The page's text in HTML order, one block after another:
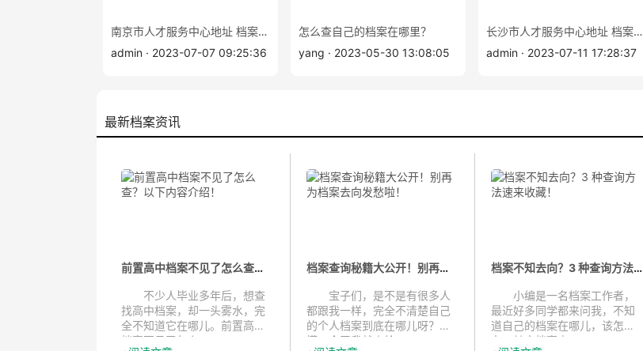
南京市人才服务中心地址 档案查询电话
admin · 2023-07-07 09:25:36
怎么查自己的档案在哪里？
yang · 2023-05-30 13:08:05
长沙市人才服务中心地址 档案查询补办
admin · 2023-07-11 17:28:37
最新档案资讯
前置高中档案不见了怎么查？以下内...
不少人毕业多年后，想查
找高中档案，却一头雾水，完
全不知道它在哪儿。前置高中
档案不见了怎么...
档案查询秘籍大公开！别再为档案去...
宝子们，是不是有很多人
都跟我一样，完全不清楚自己
的个人档案到底在哪儿呀？别
慌，今天我就来给...
档案不知去向？3 种查询方法速来收...
小编是一名档案工作者，
最近好多同学都来问我，不知
道自己的档案在哪儿，该怎么
办。其实档案查...